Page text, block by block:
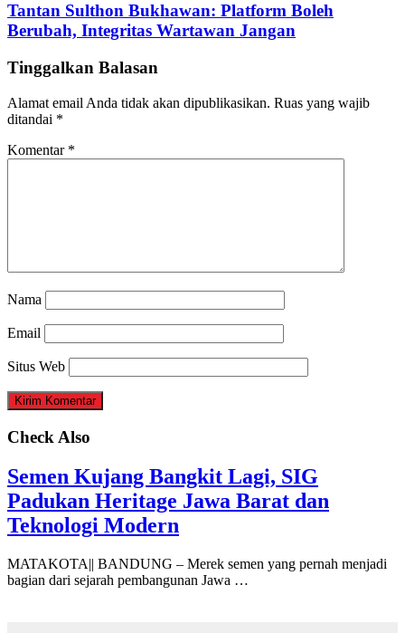
Tantan Sulthon Bukhawan: Platform Boleh
Berubah, Integritas Wartawan Jangan
Tinggalkan Balasan
Alamat email Anda tidak akan dipublikasikan. Ruas yang wajib
ditandai *
Komentar *
Nama
Email
Situs Web
Check Also
Semen Kujang Bangkit Lagi, SIG
Padukan Heritage Jawa Barat dan
Teknologi Modern
MATAKOTA|| BANDUNG – Merek semen yang pernah menjadi
bagian dari sejarah pembangunan Jawa …